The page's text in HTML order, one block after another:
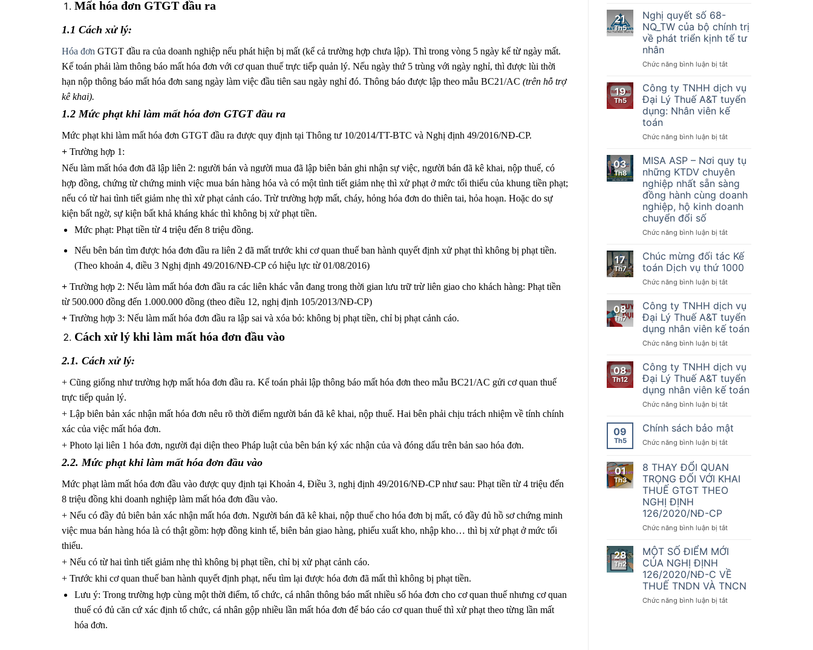
Mất hóa đơn GTGT đầu ra
1.1 Cách xử lý:
Hóa đơn GTGT đầu ra của doanh nghiệp nếu phát hiện bị mất (kể cả trường hợp chưa lập). Thì trong vòng 5 ngày kể từ ngày mất.
Kế toán phải làm thông báo mất hóa đơn với cơ quan thuế trực tiếp quản lý. Nếu ngày thứ 5 trùng với ngày nghỉ, thì được lùi thời
hạn nộp thông báo mất hóa đơn sang ngày làm việc đầu tiên sau ngày nghỉ đó. Thông báo được lập theo mẫu BC21/AC (trên hỗ trợ
kê khai).
1.2 Mức phạt khi làm mất hóa đơn GTGT đầu ra
Mức phạt khi làm mất hóa đơn GTGT đầu ra được quy định tại Thông tư 10/2014/TT-BTC và Nghị định 49/2016/NĐ-CP.
+ Trường hợp 1:
Nếu làm mất hóa đơn đã lập liên 2: người bán và người mua đã lập biên bản ghi nhận sự việc, người bán đã kê khai, nộp thuế, có
hợp đồng, chứng từ chứng minh việc mua bán hàng hóa và có một tình tiết giảm nhẹ thì xử phạt ở mức tối thiểu của khung tiền phạt;
nếu có từ hai tình tiết giảm nhẹ thì xử phạt cảnh cáo. Trừ trường hợp mất, cháy, hỏng hóa đơn do thiên tai, hỏa hoạn. Hoặc do sự
kiện bất ngờ, sự kiện bất khả kháng khác thì không bị xử phạt tiền.
Mức phạt: Phạt tiền từ 4 triệu đến 8 triệu đồng.
Nếu bên bán tìm được hóa đơn đầu ra liên 2 đã mất trước khi cơ quan thuế ban hành quyết định xử phạt thì không bị phạt tiền.
(Theo khoản 4, điều 3 Nghị định 49/2016/NĐ-CP có hiệu lực từ 01/08/2016)
+ Trường hợp 2: Nếu làm mất hóa đơn đầu ra các liên khác vẫn đang trong thời gian lưu trữ trừ liên giao cho khách hàng: Phạt tiền
từ 500.000 đồng đến 1.000.000 đồng (theo điều 12, nghị định 105/2013/NĐ-CP)
+ Trường hợp 3: Nếu làm mất hóa đơn đầu ra lập sai và xóa bỏ: không bị phạt tiền, chỉ bị phạt cảnh cáo.
Cách xử lý khi làm mất hóa đơn đầu vào
2.1. Cách xử lý:
+ Cũng giống như trường hợp mất hóa đơn đầu ra. Kế toán phải lập thông báo mất hóa đơn theo mẫu BC21/AC gửi cơ quan thuế
trực tiếp quản lý.
+ Lập biên bản xác nhận mất hóa đơn nêu rõ thời điểm người bán đã kê khai, nộp thuế. Hai bên phải chịu trách nhiệm về tính chính
xác của việc mất hóa đơn.
+ Photo lại liên 1 hóa đơn, người đại diện theo Pháp luật của bên bán ký xác nhận của và đóng dấu trên bản sao hóa đơn.
2.2. Mức phạt khi làm mất hóa đơn đầu vào
Mức phạt làm mất hóa đơn đầu vào được quy định tại Khoản 4, Điều 3, nghị định 49/2016/NĐ-CP như sau: Phạt tiền từ 4 triệu đến
8 triệu đồng khi doanh nghiệp làm mất hóa đơn đầu vào.
+ Nếu có đầy đủ biên bản xác nhận mất hóa đơn. Người bán đã kê khai, nộp thuế cho hóa đơn bị mất, có đầy đủ hồ sơ chứng minh
việc mua bán hàng hóa là có thật gồm: hợp đồng kinh tế, biên bản giao hàng, phiếu xuất kho, nhập kho… thì bị xử phạt ở mức tối
thiểu.
+ Nếu có từ hai tình tiết giảm nhẹ thì không bị phạt tiền, chỉ bị xử phạt cảnh cáo.
+ Trước khi cơ quan thuế ban hành quyết định phạt, nếu tìm lại được hóa đơn đã mất thì không bị phạt tiền.
Lưu ý: Trong trường hợp cùng một thời điểm, tổ chức, cá nhân thông báo mất nhiều số hóa đơn cho cơ quan thuế nhưng cơ quan
thuế có đủ căn cứ xác định tổ chức, cá nhân gộp nhiều lần mất hóa đơn để báo cáo cơ quan thuế thì xử phạt theo từng lần mất
hóa đơn.
số
điều
thuế
ngày
13
Nghị
định
số
123/2020/NĐ-
CP
tháng
năm
2020
Chính
quy
định
về
từ,
Nghị
định
ngày
20
3
năm
2025
sửa
điều
Nghị
định
số
198/2025/QH15
Về
số
chế,
chính
sách
đặc
phát
tế
tư
nhân
21
Th5
Nghị quyết số 68-
NQ_TW của bộ chính trị
về phát triển kịnh tế tư
nhân
Chức năng bình luận bị tắtở
quyết
số
68-
NQ_TW
bộ
về
phát
triển
kịnh
tế
19
Th5
Công ty TNHH dịch vụ
Đại Lý Thuế A&T tuyển
dụng: Nhân viên kế
toán
Chức năng bình luận bị tắtở
TNHH
dịch
vụ
Đại
Lý
Nhân
viên
kế
03
Th8
MISA ASP – Nơi quy tụ
những KTDV chuyên
nghiệp nhất sẵn sàng
đồng hành cùng doanh
nghiệp, hộ kinh doanh
chuyển đổi số
Chức năng bình luận bị tắtở
ASP
–
Nơi
quy
những
KTDV
chuyên
nghiệp
nhất
sàng
đồng
hành
cùng
doanh
hộ
doanh
đổi
số
17
Th7
Chúc mừng đối tác Kế
toán Dịch vụ thứ 1000
Chức năng bình luận bị tắtở
mừng
đối
tác
Kế
toán
vụ
thứ
1000
08
Th7
Công ty TNHH dịch vụ
Đại Lý Thuế A&T tuyển
dụng nhân viên kế toán
Chức năng bình luận bị tắtở
ty
TNHH
dịch
vụ
Đại
Thuế
A&T
tuyển
nhân
viên
kế
08
Th12
Công ty TNHH dịch vụ
Đại Lý Thuế A&T tuyển
dụng nhân viên kế toán
Chức năng bình luận bị tắtở
ty
TNHH
dịch
Đại
Lý
nhân
kế
toán
09
Th5
Chính sách bảo mật
Chức năng bình luận bị tắtở
sách
bảo
mật
01
Th3
8 THAY ĐỔI QUAN
TRỌNG ĐỐI VỚI KHAI
THUẾ GTGT THEO
NGHỊ ĐỊNH
126/2020/NĐ-CP
Chức năng bình luận bị tắtở
THAY
ĐỔI
QUAN
TRỌNG
ĐỐI
VỚI
28
Th2
MỘT SỐ ĐIỂM MỚI
CỦA NGHỊ ĐỊNH
126/2020/NĐ-C VỀ
THUẾ TNDN VÀ TNCN
Chức năng bình luận bị tắtở